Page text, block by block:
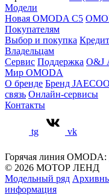
Модели
Новая OMODA C5
Покупателям
Выбор и покупка
Владельцам
Сервис Поддержка O&J
Мир OMODA
О бренде Бренд JAECOO
связь Онлайн-сервисы
Контакты
tg vk
Горячая линия OMODA:
© 2026 МОТОР ЛЕНД
Модельный ряд
информация